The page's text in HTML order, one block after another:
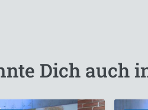
Dich auch